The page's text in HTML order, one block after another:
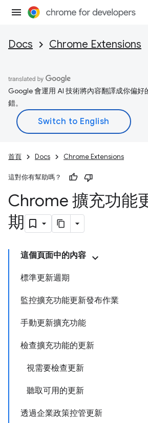
Docs Chrome Extensions
Google 會運用 AI 技術將內容翻譯成你偏好
錯。
首頁 Docs Chrome Extensions
這對你有幫助嗎？
Chrome 擴充功能
期
這個頁面中的內容
標準更新週期
監控擴充功能更新發布作業
手動更新擴充功能
檢查擴充功能的更新
視需要檢查更新
聽取可用的更新
透過企業政策控管更新